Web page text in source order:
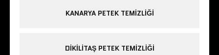
KANARYA PETEK TEMIZLIĞI
DIKILITAŞ PETEK TEMIZLIĞI